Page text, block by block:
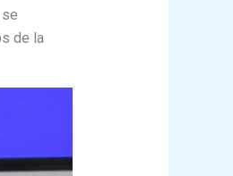
de la